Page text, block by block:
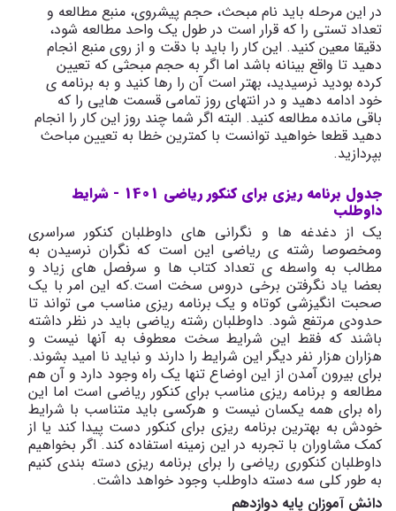
در این مرحله باید نام مبحث، حجم پیشروی، منبع مطالعه و
تعداد تستی را که قرار است در طول یک واحد مطالعه شود،
دقیقا معین کنید. این کار را باید با دقت و از روی منبع انجام
دهید تا واقع بینانه باشد اما اگر به حجم مبحثی که تعیین
کرده بودید نرسیدید، بهتر است آن را رها کنید و به برنامه ی
خود ادامه دهید و در انتهای روز تمامی قسمت هایی را که
باقی مانده مطالعه کنید. البته اگر شما چند روز این کار را انجام
دهید قطعا خواهید توانست با کمترین خطا به تعیین مباحث
بپردازید.
جدول برنامه ریزی برای کنکور ریاضی 1401 - شرایط
داوطلب
یک از دغدغه ها و نگرانی های داوطلبان کنکور سراسری
ومخصوصا رشته ی ریاضی این است که نگران نرسیدن به
مطالب به واسطه ی تعداد کتاب ها و سرفصل های زیاد و
بعضا یاد نگرفتن برخی دروس سخت است.که این امر با یک
صحبت انگیزشی کوتاه و یک برنامه ریزی مناسب می تواند تا
حدودی مرتفع شود. داوطلبان رشته ریاضی باید در نظر داشته
باشند که فقط این شرایط سخت معطوف به آنها نیست و
هزاران هزار نفر دیگر این شرایط را دارند و نباید نا امید بشوند.
برای بیرون آمدن از این اوضاع تنها یک راه وجود دارد و آن هم
مطالعه و برنامه ریزی مناسب برای کنکور ریاضی است اما این
راه برای همه یکسان نیست و هرکسی باید متناسب با شرایط
خودش به بهترین برنامه ریزی برای کنکور دست پیدا کند یا از
کمک مشاوران با تجربه در این زمینه استفاده کند. اگر بخواهیم
داوطلبان کنکوری ریاضی را برای برنامه ریزی دسته بندی کنیم
به طور کلی سه دسته داوطلب وجود خواهد داشت.
دانش آموزان پایه دوازدهم